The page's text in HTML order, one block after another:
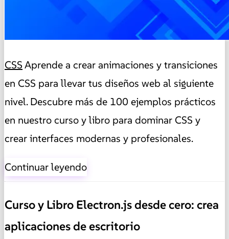
CSSAprende a crear animaciones y transiciones
en CSS para llevar tus diseños web al siguiente
nivel. Descubre más de 100 ejemplos prácticos
en nuestro curso y libro para dominar CSS y
crear interfaces modernas y profesionales.
Continuar leyendo
Curso y Libro Electron.js desde cero: crea
aplicaciones de escritorio